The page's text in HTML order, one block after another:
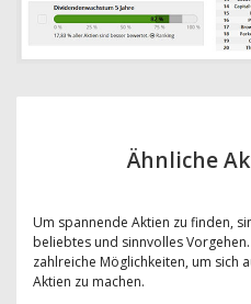
Ähnliche
Um spannende Aktien zu finden,
beliebtes und sinnvolles
zahlreiche Möglichkeiten, um sich
Aktien zu machen.